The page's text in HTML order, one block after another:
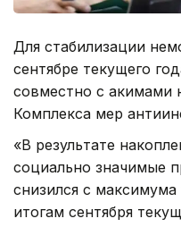
Для стабилизации
сентябре текущего
совместно с акимами
Комплекса мер
«В результате
социально значимые
снизился с
итогам сентября